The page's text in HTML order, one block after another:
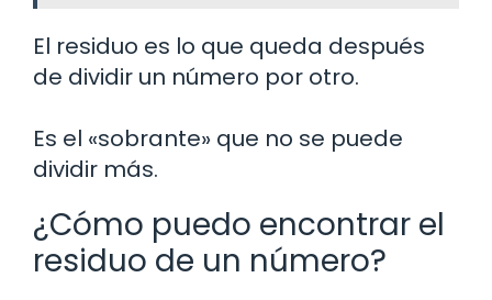
El residuo es lo que queda después
de dividir un número por otro.
Es el «sobrante» que no se puede
dividir más.
¿Cómo puedo encontrar el
residuo de un número?